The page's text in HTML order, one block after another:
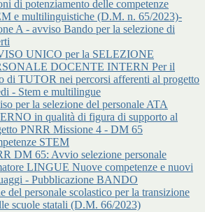
di potenziamento delle competenze
e multilinguistiche (D.M. n. 65/2023)-
A - avviso Bando per la selezione di
UNICO per la SELEZIONE
DOCENTE INTERN Per il
di TUTOR nei percorsi afferenti al progetto
- Stem e multilingue
per la selezione del personale ATA
in qualità di figura di supporto al
PNRR Missione 4 - DM 65
STEM
DM 65: Avvio selezione personale
LINGUE Nuove competenze e nuovi
- Pubblicazione BANDO
del personale scolastico per la transizione
scuole statali (D.M. 66/2023)